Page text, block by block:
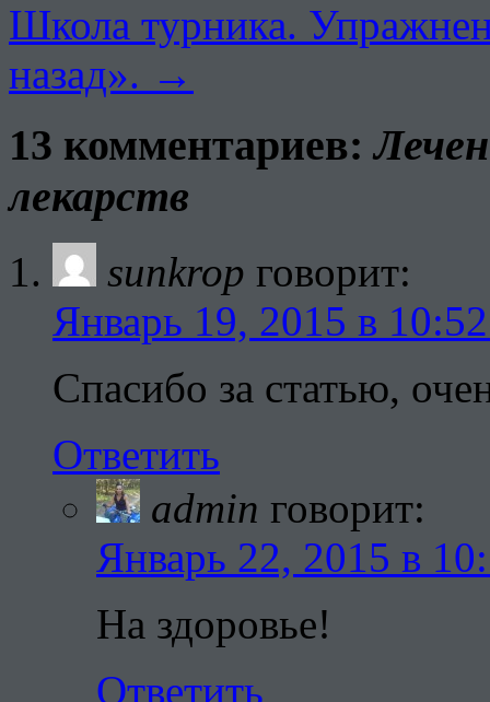
Школа турника.
назад». →
13 комментариев:
лекарств
sunkrop говорит:
Январь 19, 2015 в
Спасибо за статью,
Ответить
admin говорит:
Январь 22, 2015 в
На здоровье!
Ответить